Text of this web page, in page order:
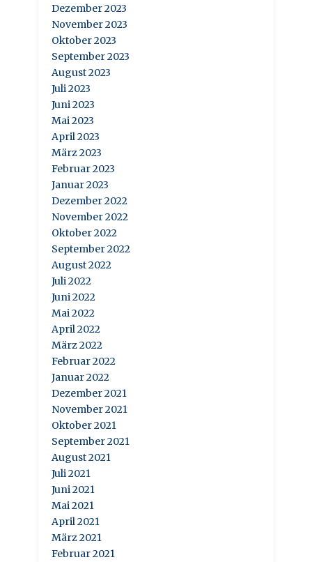
Dezember 2023
November 2023
Oktober 2023
September 2023
August 2023
Juli 2023
Juni 2023
Mai 2023
April 2023
März 2023
Februar 2023
Januar 2023
Dezember 2022
November 2022
Oktober 2022
September 2022
August 2022
Juli 2022
Juni 2022
Mai 2022
April 2022
März 2022
Februar 2022
Januar 2022
Dezember 2021
November 2021
Oktober 2021
September 2021
August 2021
Juli 2021
Juni 2021
Mai 2021
April 2021
März 2021
Februar 2021